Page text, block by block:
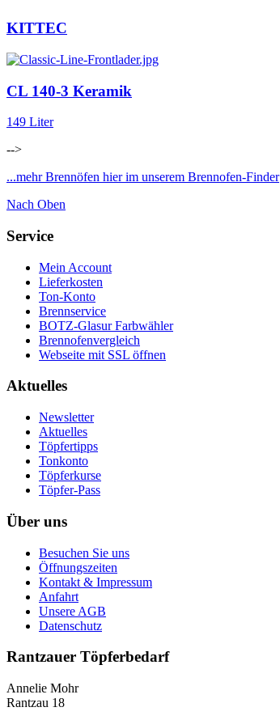
KITTEC
CL 140-3 Keramik
149 Liter
-->
...mehr Brennöfen hier im unserem Brennofen-Finder
Nach Oben
Service
Mein Account
Lieferkosten
Ton-Konto
Brennservice
BOTZ-Glasur Farbwähler
Brennofenvergleich
Webseite mit SSL öffnen
Aktuelles
Newsletter
Aktuelles
Töpfertipps
Tonkonto
Töpferkurse
Töpfer-Pass
Über uns
Besuchen Sie uns
Öffnungszeiten
Kontakt & Impressum
Anfahrt
Unsere AGB
Datenschutz
Rantzauer Töpferbedarf
Annelie Mohr
Rantzau 18